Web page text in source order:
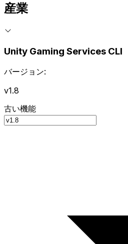
産業
Unity Gaming Services CLI
バージョン:
v1.8
古い機能